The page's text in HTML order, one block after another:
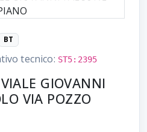
BT
tecnico: ST5:2395
GIOVANNI
VIA POZZO